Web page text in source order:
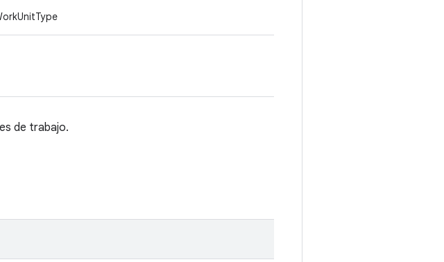
de trabajo.